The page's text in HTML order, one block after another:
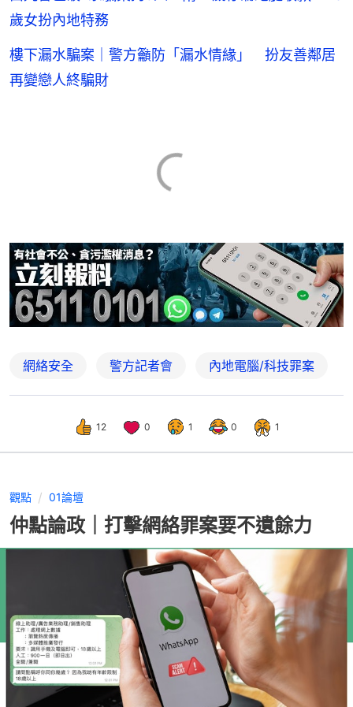
歲女扮內地特務
樓下漏水騙案｜警方籲防「漏水情緣」 扮友善鄰居
再變戀人終騙財
網絡安全 警方記者會 內地電腦/科技罪案
12 0 1 0 1
觀點 01論壇
仲點論政｜打擊網絡罪案要不遺餘力